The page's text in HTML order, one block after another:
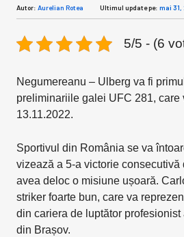
Autor: Aurelian Rotea Ultimul update pe: mai 31,
5/5 - (6
Negumereanu – Ulberg va fi
preliminariile galei UFC 281, care
13.11.2022.
Sportivul din România se va
vizează a 5-a victorie consecutivă
avea deloc o misiune ușoară.
striker foarte bun, care va
din cariera de luptător
din Brașov.